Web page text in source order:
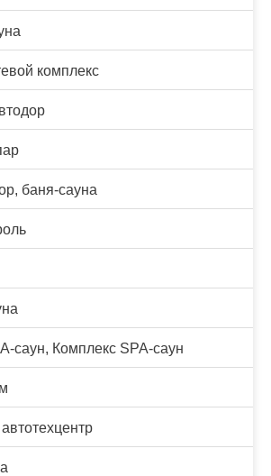
комплекс
баня-сауна
саун, Комплекс SPA-саун